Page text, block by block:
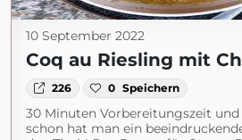
10 September 2022
Coq au Riesling mit
226 0 Speichern
30 Minuten Vorbereitungszeit
schon hat man ein